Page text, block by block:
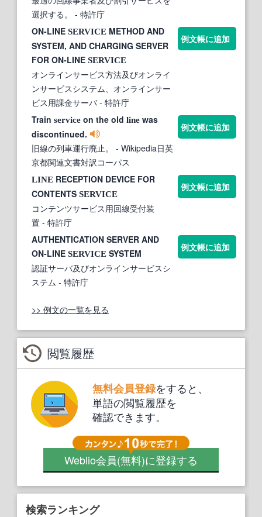
選択する。
- 特許庁
ON-LINE SERVICE METHOD AND
SYSTEM, AND CHARGING SERVER
FOR ON-LINE SERVICE
オンラインサービス方法及びオンライ
ンサービスシステム、オンラインサー
ビス用課金サーバ- 特許庁
例文帳に追加
Train service on the old line was
discontinued.
旧線の列車運行廃止。
- Wikipedia日英
京都関連文書対訳コーパス
例文帳に追加
LINE RECEPTION DEVICE FOR
CONTENTS SERVICE
コンテンツサービス用回線受付装
置 - 特許庁
例文帳に追加
AUTHENTICATION SERVER AND
ON-LINE SERVICE SYSTEM
認証サーバ及びオンラインサービスシ
ステム - 特許庁
例文帳に追加
>> 例文の一覧を見る
閲覧履歴
無料会員登録をすると、
単語の閲覧履歴を
確認できます。
Weblio会員(無料)に登録する
検索ランキング